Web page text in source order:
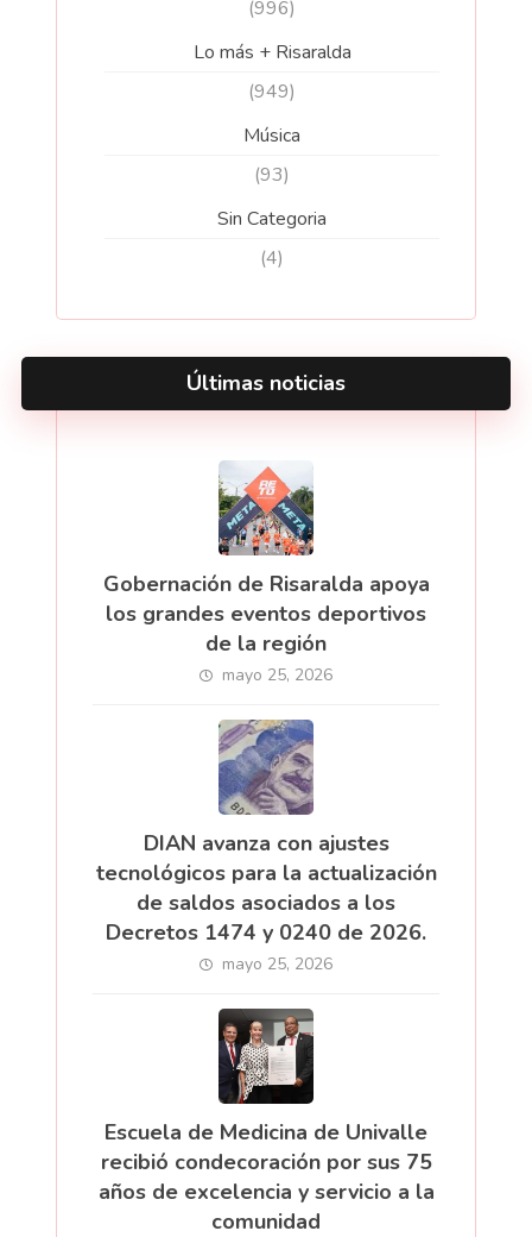
(996)
Lo más + Risaralda
(949)
Música
(93)
Sin Categoria
(4)
Últimas noticias
Gobernación de Risaralda apoya
los grandes eventos deportivos
de la región
mayo 25, 2026
DIAN avanza con ajustes
tecnológicos para la actualización
de saldos asociados a los
Decretos 1474 y 0240 de 2026.
mayo 25, 2026
Escuela de Medicina de Univalle
recibió condecoración por sus 75
años de excelencia y servicio a la
comunidad